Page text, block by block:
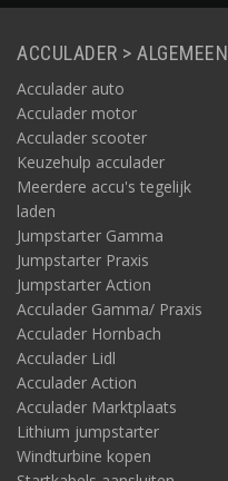
ACCULADER > ALGEMEEN
Acculader auto
Acculader motor
Acculader scooter
Keuzehulp acculader
Meerdere accu's tegelijk
laden
Jumpstarter Gamma
Jumpstarter Praxis
Jumpstarter Action
Acculader Gamma/ Praxis
Acculader Hornbach
Acculader Lidl
Acculader Action
Acculader Marktplaats
Lithium jumpstarter
Windturbine kopen